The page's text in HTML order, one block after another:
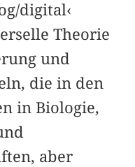
digital‹
Theorie
und
die in den
in Biologie,
aber